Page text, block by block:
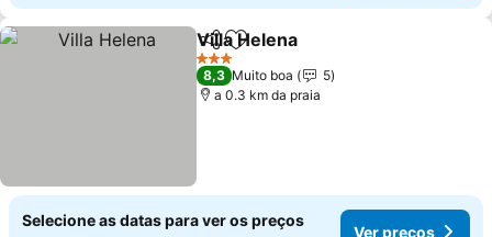
PartilharAdicionar aos favoritos
Villa Helena
3 Estrelas
8,3 Muito boa
5
a 0.3 km da praia
Selecione as datas para ver os preços
Ver preços